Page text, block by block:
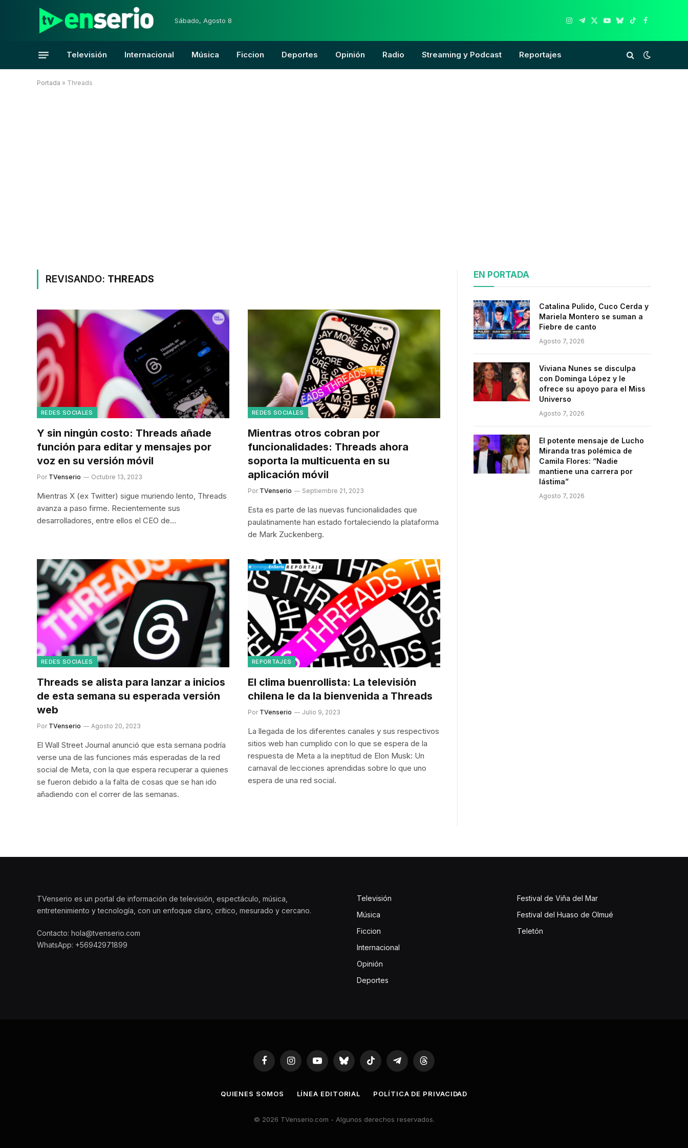
Sábado, Agosto 8
Instagram
Telegram
X
YouTube
Bluesky
TikTokFacebook
Televisión Internacional Música Ficcion Deportes Opinión Radio Streaming y Podcast Reportajes
Portada » Threads
REVISANDO: THREADS
REDES SOCIALES
Y sin ningún costo: Threads añade
función para editar y mensajes por
voz en su versión móvil
Por TVenserio Octubre 13, 2023
Mientras X (ex Twitter) sigue muriendo lento, Threads
avanza a paso firme. Recientemente sus
desarrolladores, entre ellos el CEO de…
REDES SOCIALES
Mientras otros cobran por
funcionalidades: Threads ahora
soporta la multicuenta en su
aplicación móvil
Por TVenserio Septiembre 21, 2023
Esta es parte de las nuevas funcionalidades que
paulatinamente han estado fortaleciendo la plataforma
de Mark Zuckenberg.
REDES SOCIALES
Threads se alista para lanzar a inicios
de esta semana su esperada versión
web
Por TVenserio Agosto 20, 2023
El Wall Street Journal anunció que esta semana podría
verse una de las funciones más esperadas de la red
social de Meta, con la que espera recuperar a quienes
se fueron debido a la falta de cosas que se han ido
añadiendo con el correr de las semanas.
REPORTAJES
El clima buenrollista: La televisión
chilena le da la bienvenida a Threads
Por TVenserio Julio 9, 2023
La llegada de los diferentes canales y sus respectivos
sitios web han cumplido con lo que se espera de la
respuesta de Meta a la ineptitud de Elon Musk: Un
carnaval de lecciones aprendidas sobre lo que uno
espera de una red social.
EN PORTADA
Catalina Pulido, Cuco Cerda y
Mariela Montero se suman a
Fiebre de canto
Agosto 7, 2026
Viviana Nunes se disculpa
con Dominga López y le
ofrece su apoyo para el Miss
Universo
Agosto 7, 2026
El potente mensaje de Lucho
Miranda tras polémica de
Camila Flores: “Nadie
mantiene una carrera por
lástima”
Agosto 7, 2026
TVenserio es un portal de información de televisión, espectáculo, música,
entretenimiento y tecnología, con un enfoque claro, crítico, mesurado y cercano.
Contacto: hola@tvenserio.com
WhatsApp: +56942971899
Televisión
Música
Ficcion
Internacional
Opinión
Deportes
Festival de Viña del Mar
Festival del Huaso de Olmué
Teletón
FacebookInstagramYouTubeBluesky TikTok TelegramThreads
QUIENES SOMOS LÍNEA EDITORIAL POLÍTICA DE PRIVACIDAD
© 2026 TVenserio.com - Algunos derechos reservados.